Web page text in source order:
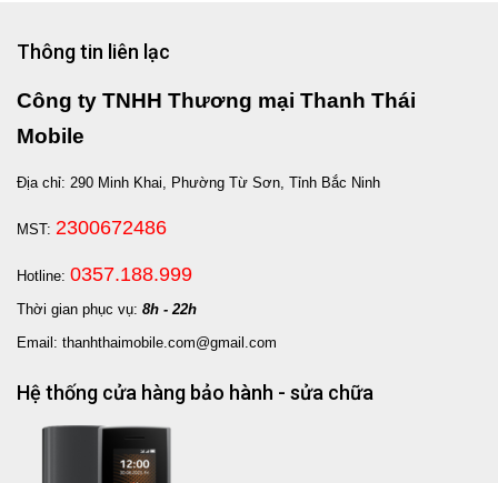
Thông tin liên lạc
Công ty TNHH Thương mại Thanh Thái
Mobile
Địa chỉ: 290 Minh Khai, Phường Từ Sơn, Tỉnh Bắc Ninh
MST: 2300672486
Hotline: 0357.188.999
Thời gian phục vụ: 8h - 22h
Email: thanhthaimobile.com@gmail.com
Hệ thống cửa hàng bảo hành - sửa chữa